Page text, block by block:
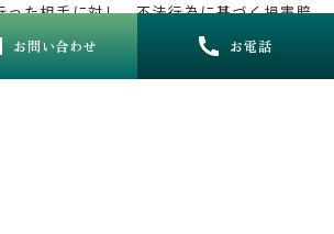
った相手に対し、不法行為に基づく損害賠
ます。
お問い合わせ お電話